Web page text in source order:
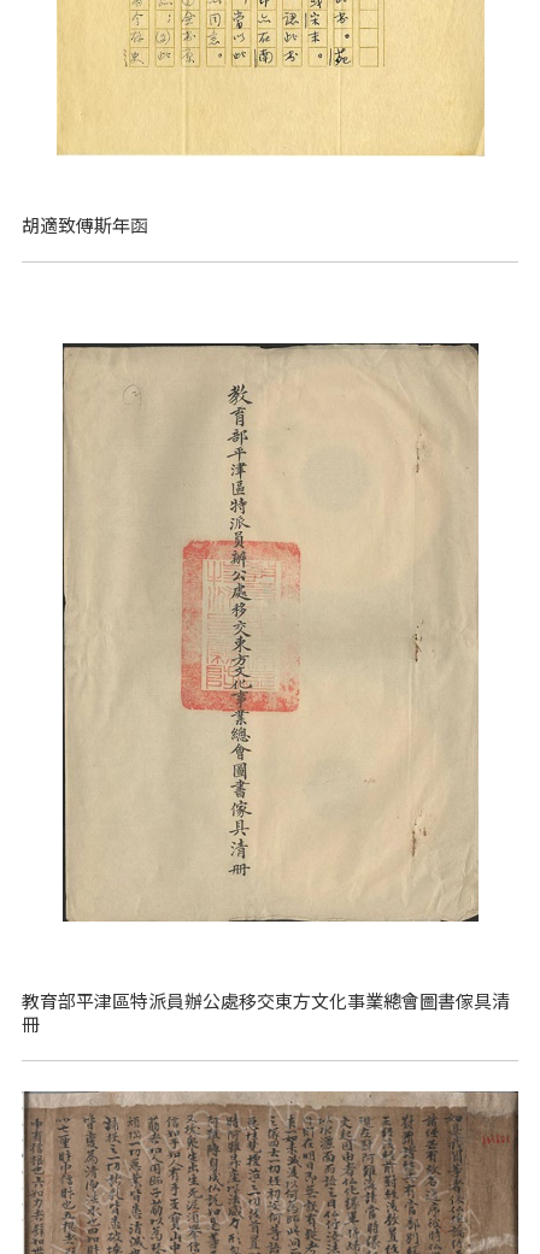
胡適致傅斯年函
教育部平津區特派員辦公處移交東方文化事業總會圖書傢具清
冊